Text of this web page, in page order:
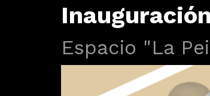
Espacio "La